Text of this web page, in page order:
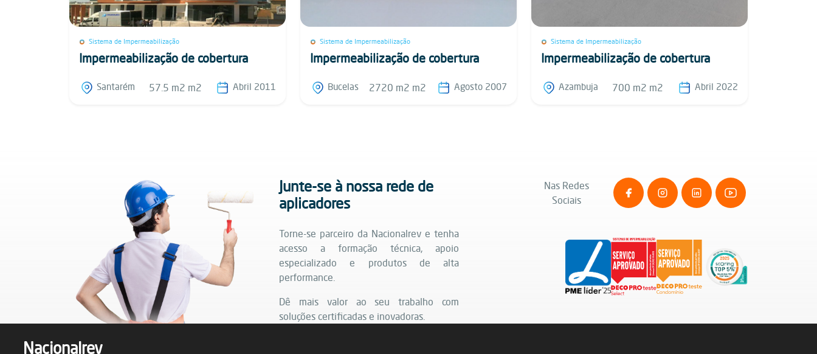
Sistema de Impermeabilização
Impermeabilização de cobertura
Santarém 57.5 m2 m2 Abril 2011
Sistema de Impermeabilização
Impermeabilização de cobertura
Bucelas 2720 m2 m2 Agosto 2007
Sistema de Impermeabilização
Impermeabilização de cobertura
Azambuja 700 m2 m2 Abril 2022
Junte-se à nossa rede de
aplicadores
Torne-se parceiro da Nacionalrev e tenha
acesso a formação técnica, apoio
especializado e produtos de alta
performance.
Dê mais valor ao seu trabalho com
soluções certificadas e inovadoras.
Nas Redes
Sociais
Nacionalrev